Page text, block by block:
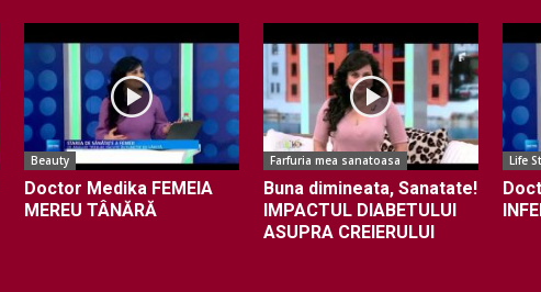
Beauty
Doctor Medika FEMEIA
MEREU TÂNĂRĂ
Farfuria mea sanatoasa
Buna dimineata, Sanatate!
IMPACTUL DIABETULUI
ASUPRA CREIERULUI
Life